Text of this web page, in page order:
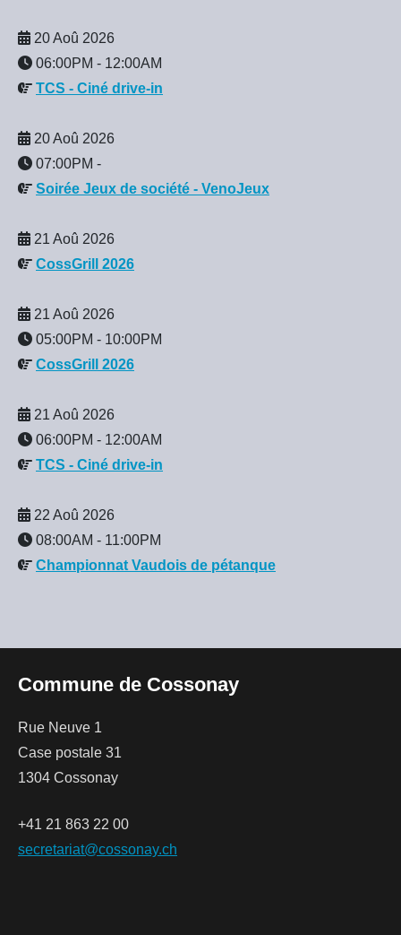
20 Aoû 2026
06:00PM - 12:00AM
TCS - Ciné drive-in
20 Aoû 2026
07:00PM -
Soirée Jeux de société - VenoJeux
21 Aoû 2026
CossGrill 2026
21 Aoû 2026
05:00PM - 10:00PM
CossGrill 2026
21 Aoû 2026
06:00PM - 12:00AM
TCS - Ciné drive-in
22 Aoû 2026
08:00AM - 11:00PM
Championnat Vaudois de pétanque
Commune de Cossonay
Rue Neuve 1
Case postale 31
1304 Cossonay
+41 21 863 22 00
secretariat@cossonay.ch